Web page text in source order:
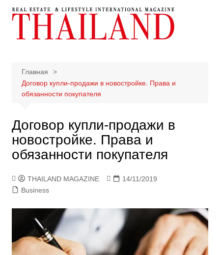
Перейти
Главная
Договор купли-продажи в новостройке. Права и
обязанности покупателя
Договор купли-продажи в
новостройке. Права и
обязанности покупателя
THAILAND MAGAZINE
14/11/2019
Business